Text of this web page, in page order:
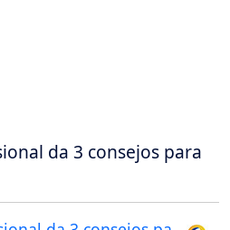
da 3 consejos para